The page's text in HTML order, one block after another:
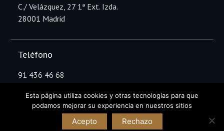
C./ Velázquez, 27 1ª Ext. Izda.
28001 Madrid
Teléfono
91 436 46 68
Copyright Asistencia Integral CRUM © All rights
Esta página utiliza cookies y otras tecnologías para que
podamos mejorar su experiencia en nuestros sitios
Acepto Rechazo